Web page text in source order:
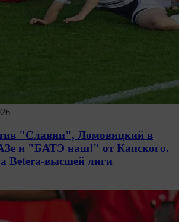
"Славии", Ломовицкий в
и "БАТЭ наш!" от Капского.
Betera-высшей лиги